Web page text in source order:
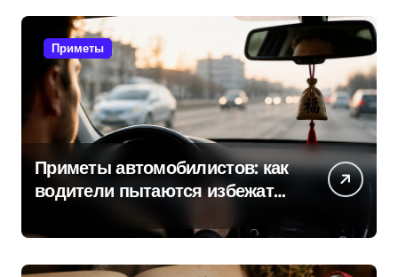
Приметы
Приметы автомобилистов: как
водители пытаются избежать
дороге